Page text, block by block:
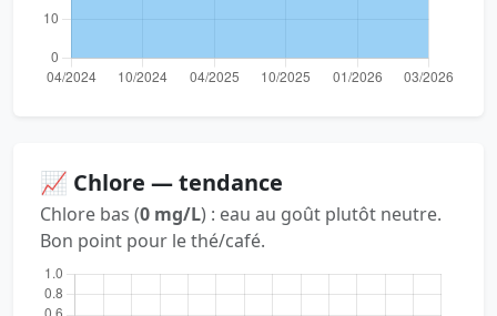
📈 Chlore — tendance
Chlore bas (0 mg/L) : eau au goût plutôt neutre.
Bon point pour le thé/café.